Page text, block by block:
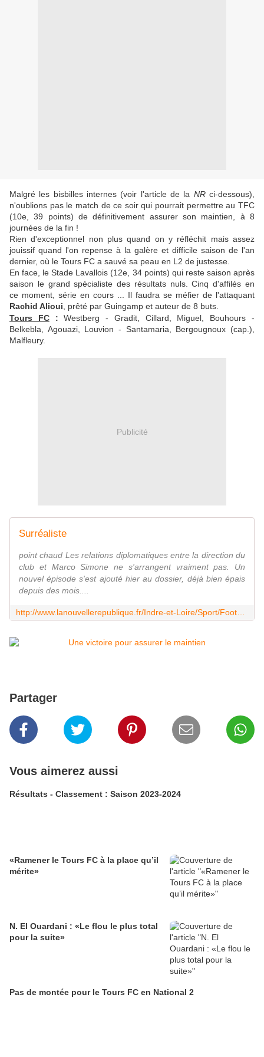
Malgré les bisbilles internes (voir l'article de la NRci-dessous),
n'oublions pas le match de ce soir qui pourrait permettre au TFC
(10e, 39 points) de définitivement assurer son maintien, à 8
journées de la fin !
Rien d'exceptionnel non plus quand on y réfléchit mais assez
jouissif quand l'on repense à la galère et difficile saison de l'an
dernier, où le Tours FC a sauvé sa peau en L2 de justesse.
En face, le Stade Lavallois (12e, 34 points) qui reste saison après
saison le grand spécialiste des résultats nuls. Cinq d'affilés en
ce moment, série en cours ... Il faudra se méfier de l'attaquant
Rachid Alioui , prêté par Guingamp et auteur de 8 buts.
Tours FC: Westberg - Gradit, Cillard, Miguel, Bouhours -
Belkebla, Agouazi, Louvion - Santamaria, Bergougnoux (cap.),
Malfleury.
Publicité
Surréaliste
point chaud Les relations diplomatiques entre la direction du
club et Marco Simone ne s'arrangent vraiment pas. Un
nouvel épisode s'est ajouté hier au dossier, déjà bien épais
depuis des mois....
Partager
Vous aimerez aussi
Résultats - Classement : Saison 2023-2024
«Ramener le Tours FC à la place qu’il
mérite»
N. El Ouardani : «Le flou le plus total
pour la suite»
Pas de montée pour le Tours FC en National 2